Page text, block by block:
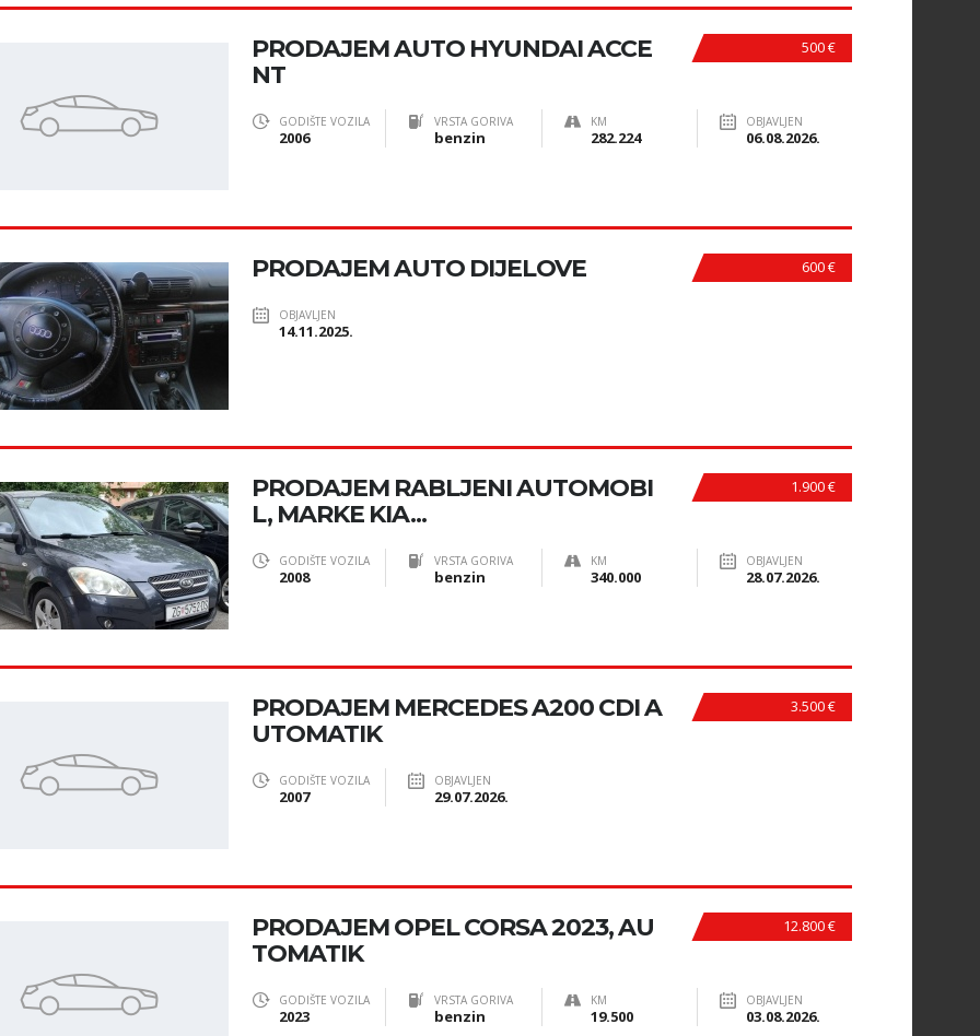
500 €
PRODAJEM AUTO HYUNDAI ACCE
NT
GODIŠTE VOZILA
2006
VRSTA GORIVA
benzin
KM
282.224
OBJAVLJEN
06.08.2026.
600 €
PRODAJEM AUTO DIJELOVE
OBJAVLJEN
14.11.2025.
1.900 €
PRODAJEM RABLJENI AUTOMOBI
L, MARKE KIA...
GODIŠTE VOZILA
2008
VRSTA GORIVA
benzin
KM
340.000
OBJAVLJEN
28.07.2026.
3.500 €
PRODAJEM MERCEDES A200 CDI A
UTOMATIK
GODIŠTE VOZILA
2007
OBJAVLJEN
29.07.2026.
12.800 €
PRODAJEM OPEL CORSA 2023, AU
TOMATIK
GODIŠTE VOZILA
2023
VRSTA GORIVA
benzin
KM
19.500
OBJAVLJEN
03.08.2026.